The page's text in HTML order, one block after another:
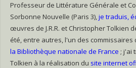
Professeur de Littérature Générale et
Sorbonne Nouvelle (Paris 3),je traduis,
œuvres de J.R.R. et Christopher Tolkien
été, entre autres, l'un des commissaires
la Bibliothèque nationale de France ; j'ai
Tolkien à la réalisation du site internet